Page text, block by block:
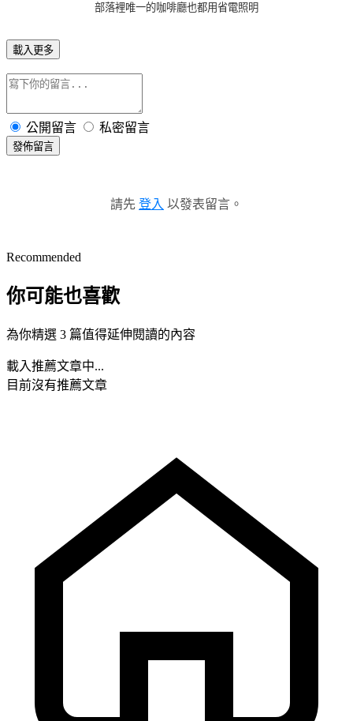
部落裡唯一的咖啡廳也都用省電照明
載入更多
公開留言 私密留言
發佈留言
請先 登入 以發表留言。
Recommended
你可能也喜歡
為你精選 3 篇值得延伸閱讀的內容
載入推薦文章中...
目前沒有推薦文章